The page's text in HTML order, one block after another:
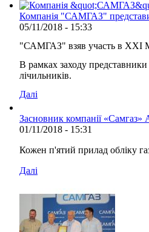
Компанія "САМГАЗ"
05/11/2018 - 15:33
"САМГАЗ" взяв участь в XXI
В рамках заходу
лічильників.
Далі
Засновник компанії
01/11/2018 - 15:31
Кожен п'ятий прилад обліку
Далі